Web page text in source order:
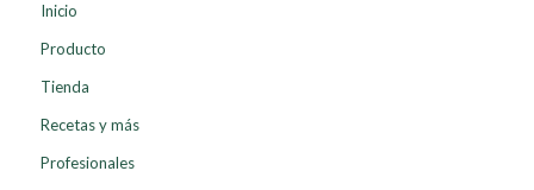
Inicio
Producto
Tienda
Recetas y más
Profesionales